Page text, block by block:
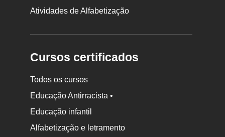
Atividades de Alfabetização
Cursos certificados
Todos os cursos
Educação Antirracista •
Educação infantil
Alfabetização e letramento